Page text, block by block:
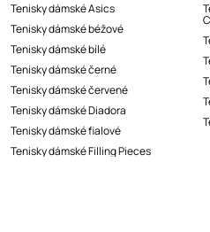
Tenisky dámské Asics
Tenisky dámské béžové
Tenisky dámské bílé
Tenisky dámské černé
Tenisky dámské červené
Tenisky dámské Diadora
Tenisky dámské fialové
Tenisky dámské Filling Pieces